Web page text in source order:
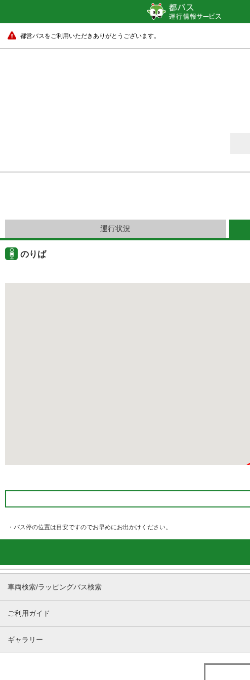
都営バスをご利用いただきありがとうございます。
運行状況
のりば
・バス停の位置は目安ですのでお早めにお出かけください。
車両検索/ラッピングバス検索
ご利用ガイド
ギャラリー